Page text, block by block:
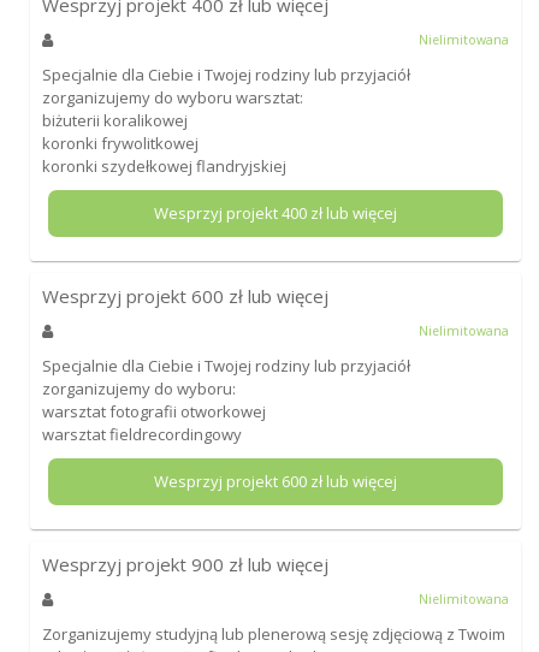
Nielimitowana
Specjalnie dla Ciebie i Twojej rodziny lub przyjaciół
zorganizujemy do wyboru warsztat:
biżuterii koralikowej
koronki frywolitkowej
koronki szydełkowej flandryjskiej
Wesprzyj projekt400zł lub więcej
Wesprzyj projekt 600 zł lub więcej
Nielimitowana
Specjalnie dla Ciebie i Twojej rodziny lub przyjaciół
zorganizujemy do wyboru:
warsztat fotografii otworkowej
warsztat fieldrecordingowy
Wesprzyj projekt 600zł lub więcej
Wesprzyj projekt 900 zł lub więcej
Nielimitowana
Zorganizujemy studyjną lub plenerową sesję zdjęciową z Twoim